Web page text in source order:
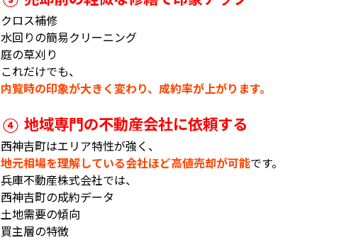
クロス補修
水回りの簡易クリーニング
庭の草刈り
これだけでも、
内覧時の印象が大きく変わり、成約率が上がります。
④ 地域専門の不動産会社に依頼する
西神吉町はエリア特性が強く、
地元相場を理解している会社ほど高値売却が可能です。
兵庫不動産株式会社では、
西神吉町の成約データ
土地需要の傾向
買主層の特徴